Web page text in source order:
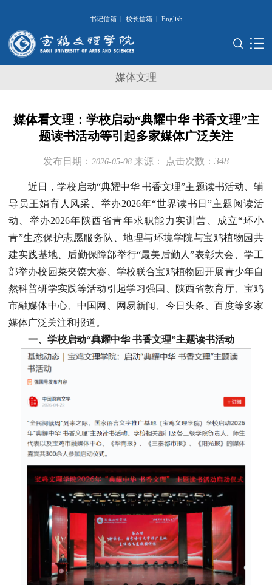
书记信箱 | 校长信箱 | English
媒体文理
媒体看文理：学校启动“典耀中华 书香文理”主
题读书活动等引起多家媒体广泛关注
发布日期： 2026-05-08 来源： 点击次数： 348
近日，学校启动“典耀中华 书香文理”主题读书活动、辅
导员王娟育人风采、举办2026年“世界读书日”主题阅读活
动、举办2026年陕西省青年求职能力实训营、成立“环小
青”生态保护志愿服务队、地理与环境学院与宝鸡植物园共
建实践基地、后勤保障部举行“最美后勤人”表彰大会、学工
部举办校园菜夹馍大赛、学校联合宝鸡植物园开展青少年自
然科普研学实践等活动引起学习强国、陕西省教育厅、宝鸡
市融媒体中心、中国网、网易新闻、今日头条、百度等多家
媒体广泛关注和报道。
一、学校启动“典耀中华 书香文理”主题读书活动